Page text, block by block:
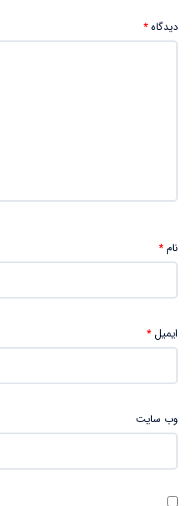
دیدگاه*
نام*
ایمیل*
وب‌ سایت